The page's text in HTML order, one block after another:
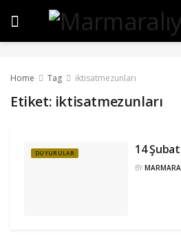
Home Tag iktisatmezunları
Etiket: iktisatmezunları
DUYURULAR 14
BY